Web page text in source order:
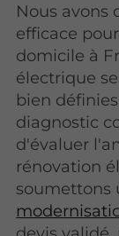
Nous avons
efficace
domicile à
électrique
bien
diagnostic
d'évaluer
rénovation
soumettons